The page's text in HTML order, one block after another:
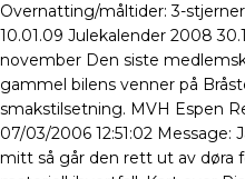
Overnatting/måltider: 3-
10.01.09 Julekalender 2008
november Den siste
gammel bilens venner på
smakstilsetning. MVH Espen
07/03/2006 12:51:02 Message:
mitt så går den rett ut av døra